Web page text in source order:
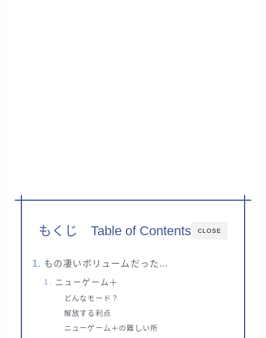
CLOSE
もくじ Table of Contents
もの凄いボリュームだった…
ニューゲーム＋
どんなモード？
解放する利点
ニューゲーム＋の難しい所